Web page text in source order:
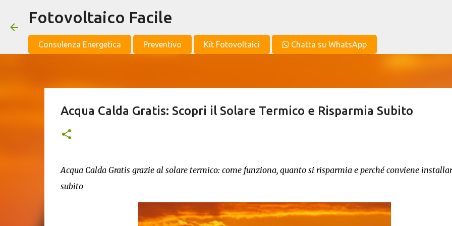
Fotovoltaico Facile
Consulenza Energetica Preventivo Kit Fotovoltaici Chatta su WhatsApp
Acqua Calda Gratis: Scopri il Solare Termico e Risparmia Subito
Acqua Calda Gratis grazie al solare termico: come funziona, quanto si risparmia e perché conviene
subito